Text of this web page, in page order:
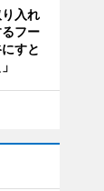
入れ
フー
すと